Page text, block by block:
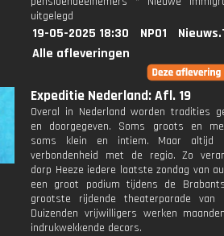
uitgelegd
19-05-2025 18:30 NPO1
Alle afleveringen
Expeditie Nederland: Afl. 19
Overal in Nederland worden tradities
en doorgegeven. Soms groots en
soms klein en intiem. Maar altijd
verbondenheid met de regio. Zo
dorp Heeze iedere laatste zondag van
een groot podium tijdens de
grootste rijdende theaterparade van
Duizenden vrijwilligers werken
indrukwekkende decors.